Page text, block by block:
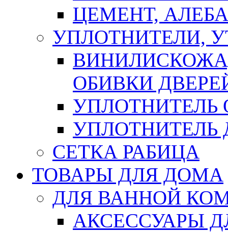
ЦЕМЕНТ,
УПЛОТНИТЕЛИ,
ОБИВКИ
УПЛОТНИТЕЛЬ
СЕТКА РАБИЦА
ТОВАРЫ ДЛЯ ДОМА
ДЛЯ ВАННОЙ
АКСЕССУАРЫ